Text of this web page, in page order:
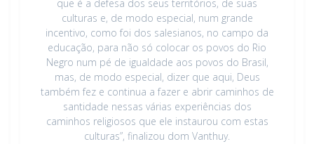
que é a defesa dos seus territórios, de suas
culturas e, de modo especial, num grande
incentivo, como foi dos salesianos, no campo da
educação, para não só colocar os povos do Rio
Negro num pé de igualdade aos povos do Brasil,
mas, de modo especial, dizer que aqui, Deus
também fez e continua a fazer e abrir caminhos de
santidade nessas várias experiências dos
caminhos religiosos que ele instaurou com estas
culturas”, finalizou dom Vanthuy.